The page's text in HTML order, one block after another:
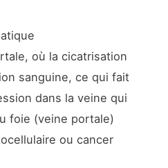
où la cicatrisation
sanguine, ce qui fait
dans la veine qui
foie (veine portale)
ou cancer